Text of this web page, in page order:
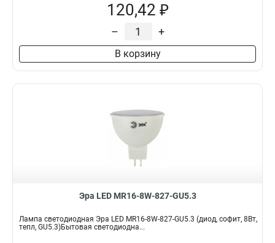
120,42 ₽
– +
В корзину
Эра LED MR16-8W-827-GU5.3
Лампа светодиодная Эра LED MR16-8W-827-GU5.3 (диод, софит, 8Вт,
тепл, GU5.3)Бытовая светодиодна...